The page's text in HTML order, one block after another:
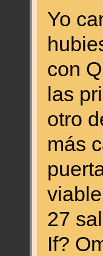
Yo
con
las
otro
más
27
If?